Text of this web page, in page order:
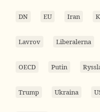
DN EU Iran
Lavrov Liberalerna
OECD Putin
Trump Ukraina